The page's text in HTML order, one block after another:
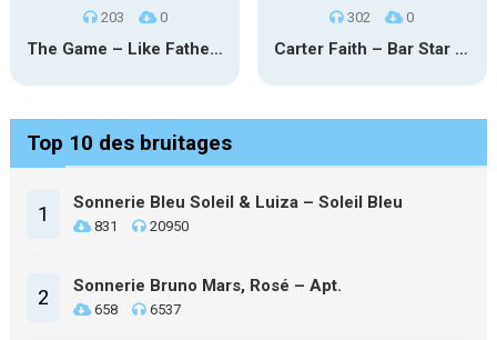
203 0
The Game – Like Father Like Daughter
302 0
Carter Faith – Bar Star Vevo
Top 10 des bruitages
1 Sonnerie Bleu Soleil & Luiza – Soleil Bleu
831 20950
2 Sonnerie Bruno Mars, Rosé – Apt.
658 6537